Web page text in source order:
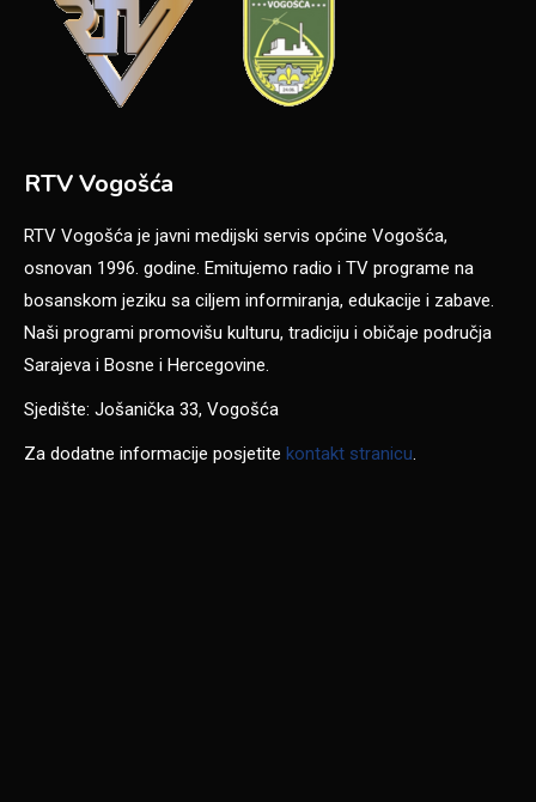
RTV Vogošća
RTV Vogošća je javni medijski servis općine Vogošća,
osnovan 1996. godine. Emitujemo radio i TV programe na
bosanskom jeziku sa ciljem informiranja, edukacije i zabave.
Naši programi promovišu kulturu, tradiciju i običaje područja
Sarajeva i Bosne i Hercegovine.
Sjedište: Jošanička 33, Vogošća
Za dodatne informacije posjetite kontakt stranicu